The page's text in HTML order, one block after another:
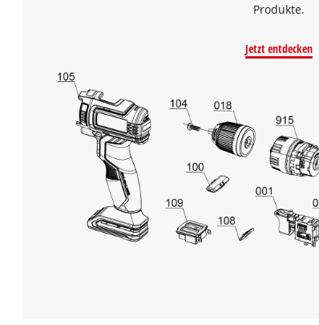
Produkte.
Jetzt entdecken